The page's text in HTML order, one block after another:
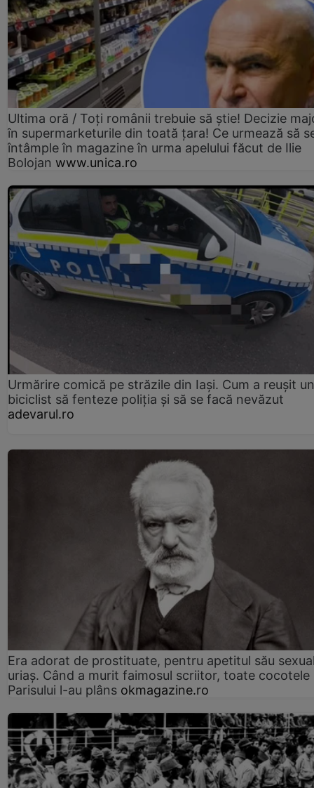
Ultima oră / Toți românii trebuie să știe! Decizie
în supermarketurile din toată țara! Ce urmează să
întâmple în magazine în urma apelului făcut de Ilie
Bolojan www.unica.ro
Urmărire comică pe străzile din Iași. Cum a reușit un
biciclist să fenteze poliția și să se facă nevăzut
adevarul.ro
Era adorat de prostituate, pentru apetitul său
uriaș. Când a murit faimosul scriitor, toate cocotele
Parisului l-au plâns okmagazine.ro